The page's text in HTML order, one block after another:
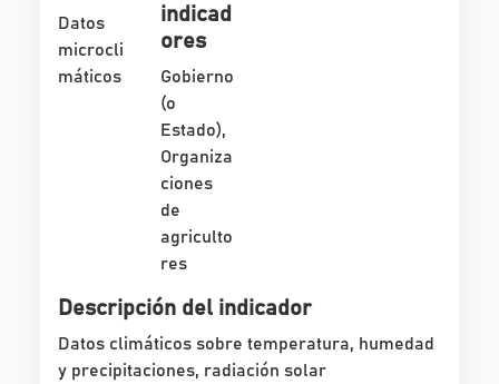
Datos
microcli
máticos
indicad
ores
Gobierno
(o
Estado),
Organiza
ciones
de
agriculto
res
Descripción del indicador
Datos climáticos sobre temperatura, humedad
y precipitaciones, radiación solar